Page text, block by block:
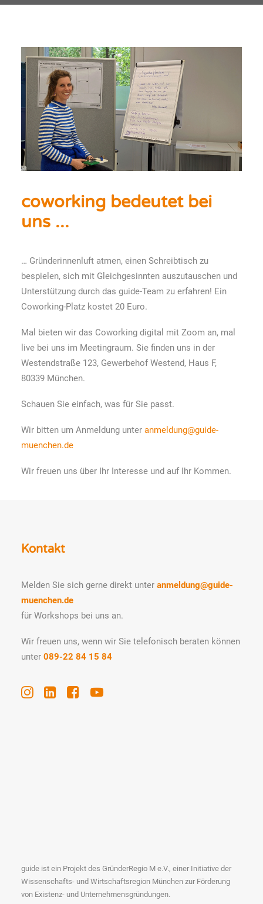
coworking bedeutet bei
uns ...
… Gründerinnenluft atmen, einen Schreibtisch zu
bespielen, sich mit Gleichgesinnten auszutauschen und
Unterstützung durch das guide-Team zu erfahren! Ein
Coworking-Platz kostet 20 Euro.
Mal bieten wir das Coworking digital mit Zoom an, mal
live bei uns im Meetingraum. Sie finden uns in der
Westendstraße 123, Gewerbehof Westend, Haus F,
80339 München.
Schauen Sie einfach, was für Sie passt.
Wir bitten um Anmeldung unter anmeldung@guide-
muenchen.de
Wir freuen uns über Ihr Interesse und auf Ihr Kommen.
Kontakt
Melden Sie sich gerne direkt unter anmeldung@guide-
muenchen.de
für Workshops bei uns an.
Wir freuen uns, wenn wir Sie telefonisch beraten können
unter 089-22 84 15 84
guide ist ein Projekt des GründerRegio M e.V., einer Initiative der
Wissenschafts- und Wirtschaftsregion München zur Förderung
von Existenz- und Unternehmensgründungen.